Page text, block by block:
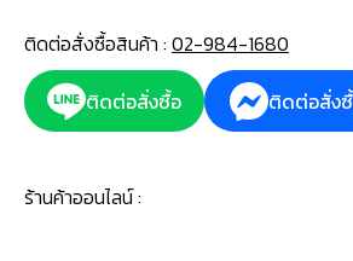
ติดต่อสั่งซื้อสินค้า : 02-984-1680
ติดต่อสั่งซื้อ
ติดต่อสั่ง
ร้านค้าออนไลน์ :